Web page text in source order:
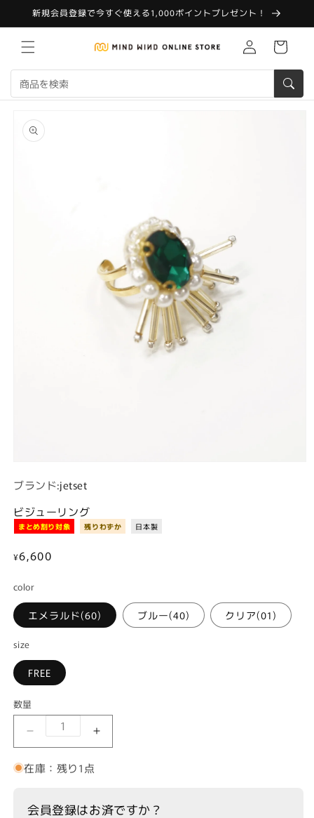
ンツに
進む
新規会員登録で今すぐ使える1,000ポイントプレゼント！
Translation
missing:
カ
ー
報にス
キップ
ブランド:jetset
ビジューリング
まとめ割り対象 残りわずか 日本製
通
価
格
¥6,600
color
エメラルド(60) ブルー(40) クリア(01)
size
FREE
数量
ビジューリングの数量を減らす
ビジューリングの数量を増やす
在庫：残り1点
会員登録はお済ですか？